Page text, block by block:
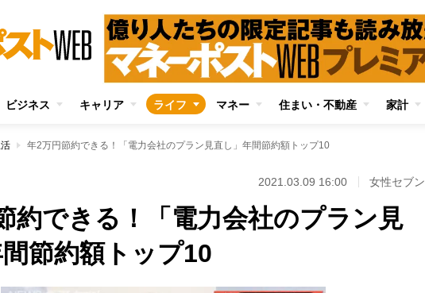
ビジネス キャリア ライフ マネー 住まい・不動産 家計
年2万円節約できる！「電力会社のプラン見直し」年間節約額トップ10
2021.03.09 16:00 女性セブン
約できる！「電力会社のプラン見
節約額トップ10